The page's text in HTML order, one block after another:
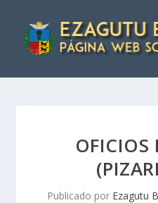
OFICIOS
Publicado por Ezagutu